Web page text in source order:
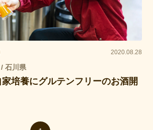
2020.08.28
石川県
培養にグルテンフリーのお酒開